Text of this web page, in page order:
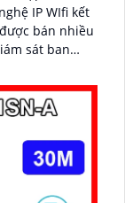
IP WIfi kết
sát ban